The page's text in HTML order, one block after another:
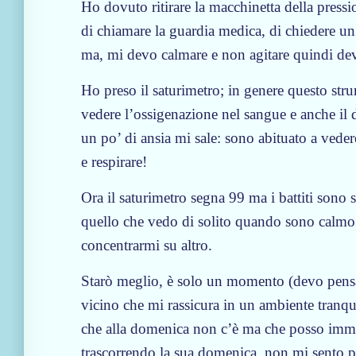
Ho dovuto ritirare la macchinetta della
di chiamare la guardia medica, di chiedere
ma, mi devo calmare e non agitare quindi
Ho preso il saturimetro; in genere questo
vedere l’ossigenazione nel sangue e anche
un po’ di ansia mi sale: sono abituato a
e respirare!
Ora il saturimetro segna 99 ma i battiti
quello che vedo di solito quando sono
concentrarmi su altro.
Starò meglio, è solo un momento (devo
vicino che mi rassicura in un ambiente
che alla domenica non c’è ma che posso
trascorrendo la sua domenica, non mi